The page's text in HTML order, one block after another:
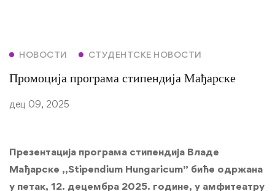
НОВОСТИ СТУДЕНТСКЕ НОВОСТИ
Промоција програма стипендија Мађарске
дец 09, 2025
Презентација програма стипендија Владе
Мађарске ,,Stipendium Hungaricum” биће одржана
у петак, 12. децембра 2025. године, у амфитеатру